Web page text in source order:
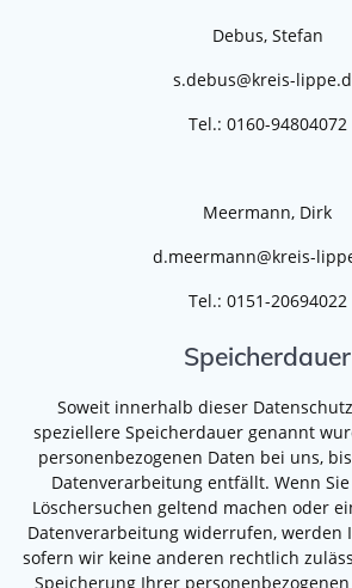
Debus, Stefan
s.debus@kreis-
Tel.: 0160-94804072
Meermann, Dirk
d.meermann@kreis-
Tel.: 0151-20694022
Speicherdauer
Soweit innerhalb dieser
speziellere Speicherdauer genannt
personenbezogenen Daten bei uns,
Datenverarbeitung entfällt. Wenn
Löschersuchen geltend machen oder
Datenverarbeitung widerrufen, werden
sofern wir keine anderen rechtlich
Speicherung Ihrer